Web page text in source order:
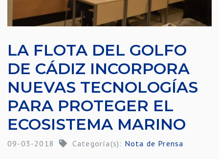
LA FLOTA DEL GOLFO
DE CÁDIZ INCORPORA
NUEVAS TECNOLOGÍAS
PARA PROTEGER EL
ECOSISTEMA MARINO
09-03-2018 Categoría(s): Nota de Prensa